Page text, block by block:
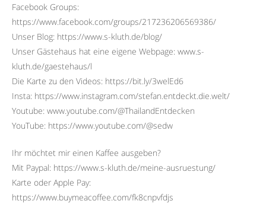
Facebook Groups:
https://www.facebook.com/groups/217236206569386/
Unser Blog: https://www.s-kluth.de/blog/
Unser Gästehaus hat eine eigene Webpage: www.s-
kluth.de/gaestehaus/l
Die Karte zu den Videos: https://bit.ly/3welEd6
Insta: https://www.instagram.com/stefan.entdeckt.die.welt/
Youtube: www.youtube.com/@ThailandEntdecken
YouTube: https://www.youtube.com/@sedw
Ihr möchtet mir einen Kaffee ausgeben?
Mit Paypal: https://www.s-kluth.de/meine-ausruestung/
Karte oder Apple Pay:
https://www.buymeacoffee.com/fk8cnpvfdjs